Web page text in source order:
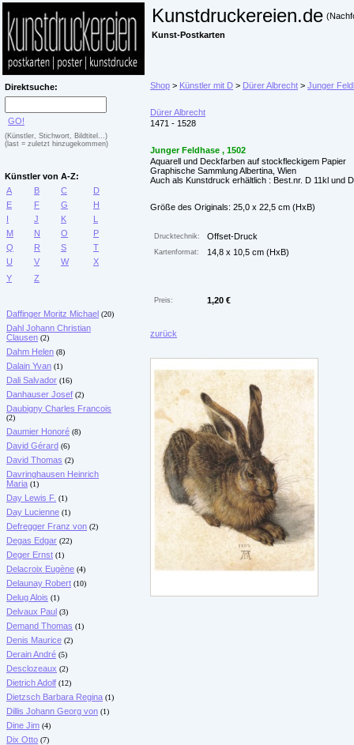
Kunstdruckereien.de
Kunst-Postkarten
Direktsuche:
GO!
(Künstler, Stichwort, Bildtitel...)
(last = zuletzt hinzugekommen)
Künstler von A-Z:
A
B C
D
E
F G
H
I
J K
L
M
N O
P
Q
R S
T
U
V W
X
Y
Z
Daffinger Moritz Michael (20)
Dahl Johann Christian
Clausen (2)
Dahm Helen (8)
Dalain Yvan (1)
Dali Salvador (16)
Danhauser Josef (2)
Daubigny Charles Francois
(2)
Daumier Honoré (8)
David Gérard (6)
David Thomas (2)
Davringhausen Heinrich
Maria (1)
Day Lewis F. (1)
Day Lucienne (1)
Defregger Franz von (2)
Degas Edgar (22)
Deger Ernst (1)
Delacroix Eugène (4)
Delaunay Robert (10)
Delug Alois (1)
Delvaux Paul (3)
Demand Thomas (1)
Denis Maurice (2)
Derain André (5)
Desclozeaux (2)
Dietrich Adolf (12)
Dietzsch Barbara Regina (1)
Dillis Johann Georg von (1)
Dine Jim (4)
Dix Otto (7)
Shop > Künstler mit D > Dürer Albrecht > Junger
Dürer Albrecht
1471 - 1528
Junger Feldhase , 1502
Aquarell und Deckfarben auf stockfleckigem Papier
Graphische Sammlung Albertina, Wien
Auch als Kunstdruck erhältlich : Best.nr. D 11kl und
Größe des Originals: 25,0 x 22,5 cm (HxB)
Drucktechnik: Offset-Druck
Kartenformat: 14,8 x 10,5 cm (HxB)
Preis: 1,20 €
zurück